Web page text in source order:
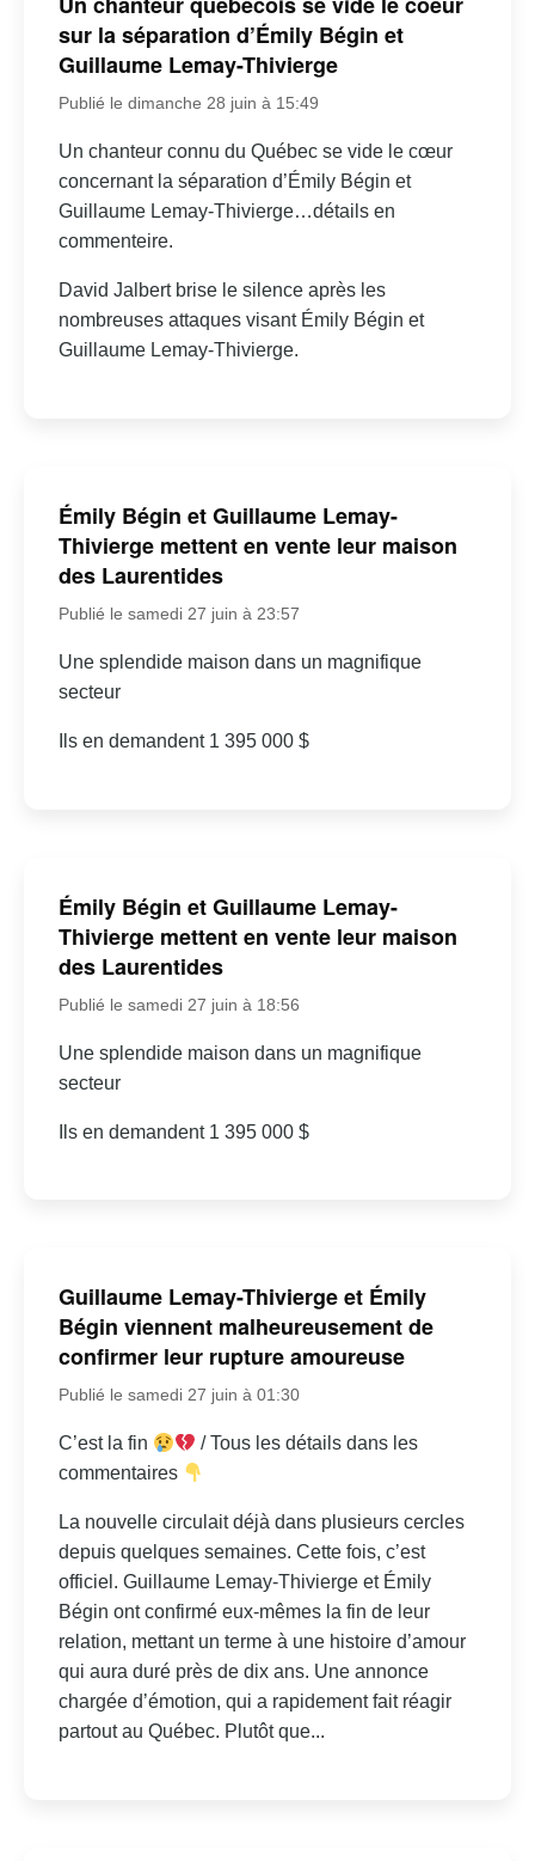
sur la séparation d’Émily Bégin et
Guillaume Lemay-Thivierge
Publié le dimanche 28 juin à 15:49
Un chanteur connu du Québec se vide le cœur
concernant la séparation d’Émily Bégin et
Guillaume Lemay-Thivierge…détails en
commenteire.
David Jalbert brise le silence après les
nombreuses attaques visant Émily Bégin et
Guillaume Lemay-Thivierge.
Émily Bégin et Guillaume Lemay-
Thivierge mettent en vente leur maison
des Laurentides
Publié le samedi 27 juin à 23:57
Une splendide maison dans un magnifique
secteur
Ils en demandent 1 395 000 $
Émily Bégin et Guillaume Lemay-
Thivierge mettent en vente leur maison
des Laurentides
Publié le samedi 27 juin à 18:56
Une splendide maison dans un magnifique
secteur
Ils en demandent 1 395 000 $
Guillaume Lemay-Thivierge et Émily
Bégin viennent malheureusement de
confirmer leur rupture amoureuse
Publié le samedi 27 juin à 01:30
C’est la fin
/ Tous les détails dans les
commentaires
La nouvelle circulait déjà dans plusieurs cercles
depuis quelques semaines. Cette fois, c’est
officiel. Guillaume Lemay-Thivierge et Émily
Bégin ont confirmé eux-mêmes la fin de leur
relation, mettant un terme à une histoire d’amour
qui aura duré près de dix ans. Une annonce
chargée d’émotion, qui a rapidement fait réagir
partout au Québec. Plutôt que...